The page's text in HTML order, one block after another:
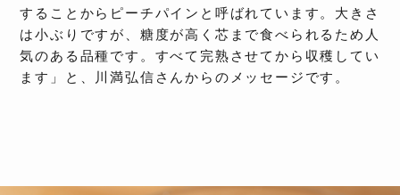
することからピーチパインと呼ばれています。大きさ
は小ぶりですが、糖度が高く芯まで食べられるため人
気のある品種です。すべて完熟させてから収穫してい
ます」と、川満弘信さんからのメッセージです。